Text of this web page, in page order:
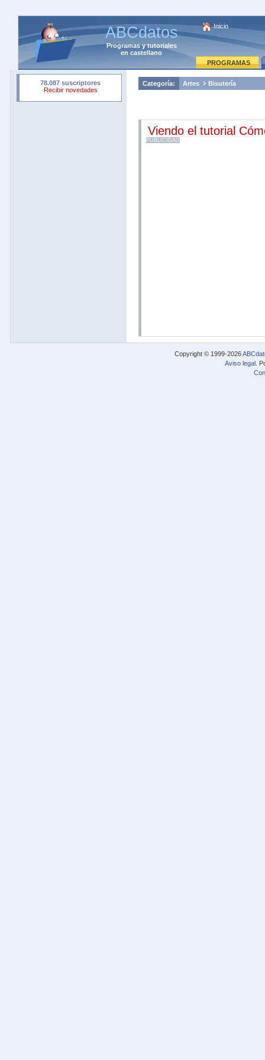
ABCdatos
Programasytutoriales
en castellano
Inicio
PROGRAMAS
Categoría: Artes Bisutería
Viendo el tutorial
PUBLICIDAD
Copyright © 1999-2026
Aviso legal .